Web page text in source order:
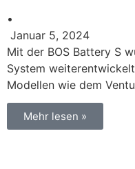
•
Januar 5, 2024
Mit der BOS Battery S
System
Modellen wie dem
Mehr lesen »